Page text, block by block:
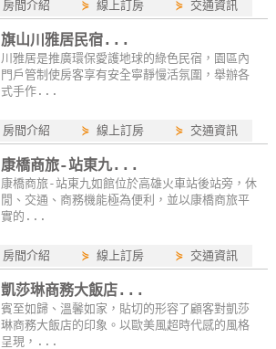
房間介紹 ⋟線上訂房 ⋟ 交通資訊
旗山川雅居民宿...
川雅居是推廣環保愛護地球的綠色民宿，園區內
門戶管制使房客享有安全寧靜慢活氛圍，舉辦各
式手作...
房間介紹 ⋟線上訂房 ⋟ 交通資訊
康橋商旅-站東九...
康橋商旅-站東九如館位於高雄火車站後站旁，休
閒、交通、商務機能極為便利，並以康橋商旅平
實的...
房間介紹 ⋟線上訂房 ⋟ 交通資訊
凱莎琳商務大飯店...
賓至如歸、溫馨如家，貼切的形容了顧客對凱莎
琳商務大飯店的印象。以歐美風超時代感的風格
呈現，...